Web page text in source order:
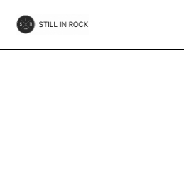
the